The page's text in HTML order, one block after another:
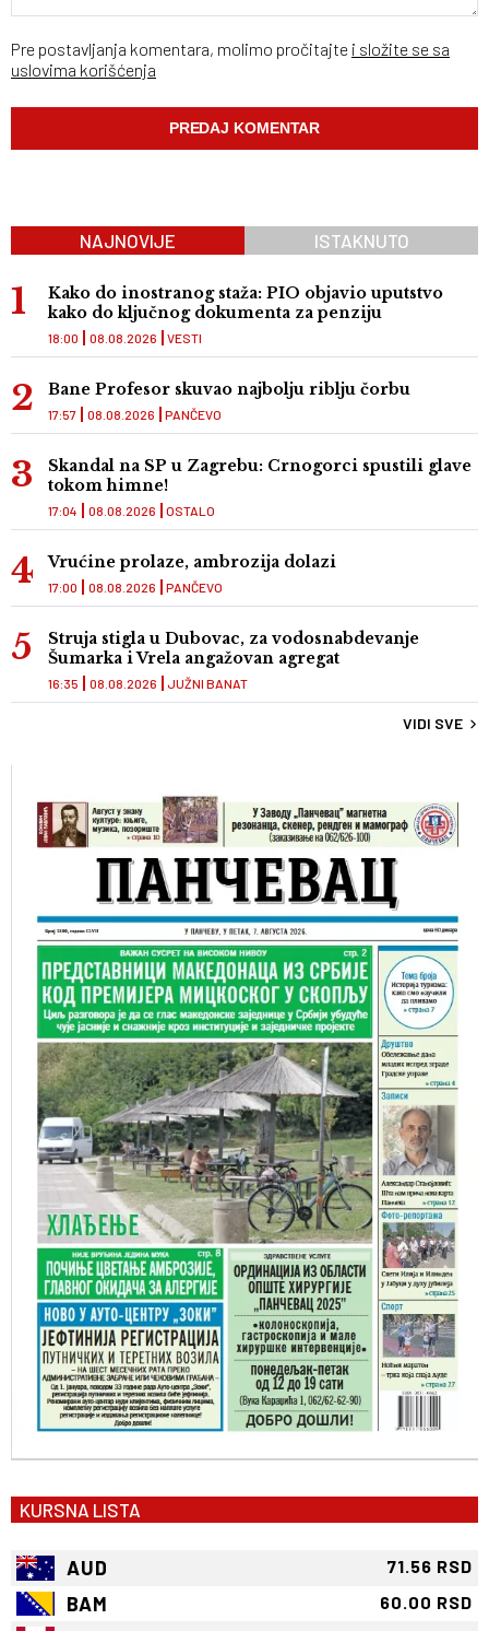
Pre postavljanja komentara, molimo pročitajte i složite se sa
uslovima korišćenja
NAJNOVIJE ISTAKNUTO
Kako do inostranog staža: PIO objavio uputstvo
kako do ključnog dokumenta za penziju
VESTI
18:00 08.08.2026
Bane Profesor skuvao najbolju riblju čorbu
PANČEVO
17:57 08.08.2026
Skandal na SP u Zagrebu: Crnogorci spustili glave
tokom himne!
OSTALO
17:04 08.08.2026
Vrućine prolaze, ambrozija dolazi
PANČEVO
17:00 08.08.2026
Struja stigla u Dubovac, za vodosnabdevanje
Šumarka i Vrela angažovan agregat
JUŽNI BANAT
16:35 08.08.2026
VIDI SVE
KURSNA LISTA
AUD 71.56 RSD
BAM 60.00 RSD